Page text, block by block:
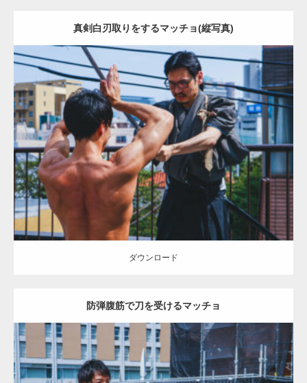
真剣白刃取りをするマッチョ(縦写真)
Update:2021.07.8
Category: 茶会のマッチョ その他 AKIHITO(細マッチョ) 背中
ダウンロード
ダウンロード
防弾腹筋で刀を受けるマッチョ
【YouTube】マッチョフリー素材メンバーが
ギネス世界記録…
【TV】TBS番組「ひるおび」にてマッスルプ
ラスが紹介されま…